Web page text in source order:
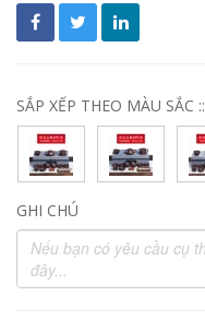
SẮP XẾP THEO MÀU SẮC ::
GHI CHÚ